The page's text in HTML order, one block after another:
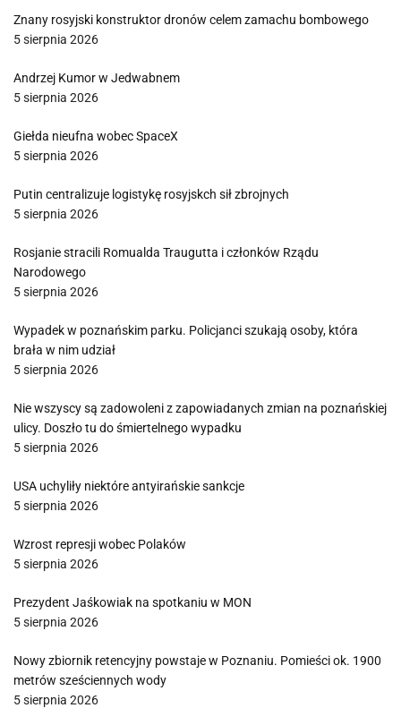
Znany rosyjski konstruktor dronów celem zamachu bombowego
5 sierpnia 2026
Andrzej Kumor w Jedwabnem
5 sierpnia 2026
Giełda nieufna wobec SpaceX
5 sierpnia 2026
Putin centralizuje logistykę rosyjskch sił zbrojnych
5 sierpnia 2026
Rosjanie stracili Romualda Traugutta i członków Rządu
Narodowego
5 sierpnia 2026
Wypadek w poznańskim parku. Policjanci szukają osoby, która
brała w nim udział
5 sierpnia 2026
Nie wszyscy są zadowoleni z zapowiadanych zmian na poznańskiej
ulicy. Doszło tu do śmiertelnego wypadku
5 sierpnia 2026
USA uchyliły niektóre antyirańskie sankcje
5 sierpnia 2026
Wzrost represji wobec Polaków
5 sierpnia 2026
Prezydent Jaśkowiak na spotkaniu w MON
5 sierpnia 2026
Nowy zbiornik retencyjny powstaje w Poznaniu. Pomieści ok. 1900
metrów sześciennych wody
5 sierpnia 2026